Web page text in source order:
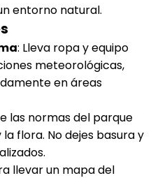
entorno natural.
: Lleva ropa y equipo
meteorológicas,
en áreas
las normas del parque
flora. No dejes basura y
llevar un mapa del